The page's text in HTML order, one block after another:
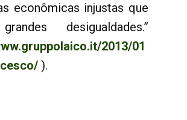
econômicas injustas que
desigualdades.”
2013/01
).